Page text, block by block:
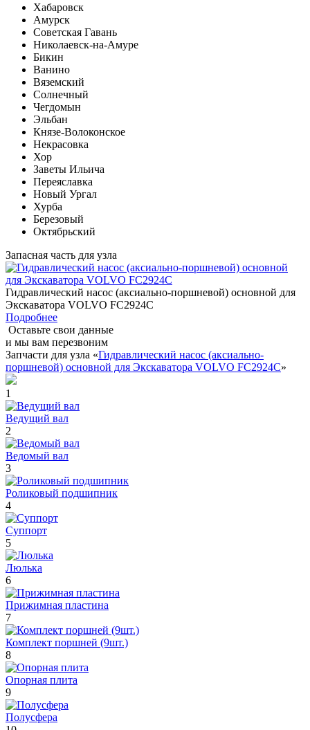
Хабаровск
Амурск
Советская Гавань
Николаевск-на-Амуре
Бикин
Ванино
Вяземский
Солнечный
Чегдомын
Эльбан
Князе-Волоконское
Некрасовка
Хор
Заветы Ильича
Переяславка
Новый Ургал
Хурба
Березовый
Октябрьский
Запасная часть для узла
Гидравлический насос (аксиально-поршневой) основной для
Экскаватора VOLVO FC2924C
Подробнее
Оставьте свои данные
и мы вам перезвоним
Запчасти для узла «Гидравлический насос (аксиально-
поршневой) основной для Экскаватора VOLVO FC2924C»
1
Ведущий вал
2
Ведомый вал
3
Роликовый подшипник
4
Суппорт
5
Люлька
6
Прижимная пластина
7
Комплект поршней (9шт.)
8
Опорная плита
9
Полусфера